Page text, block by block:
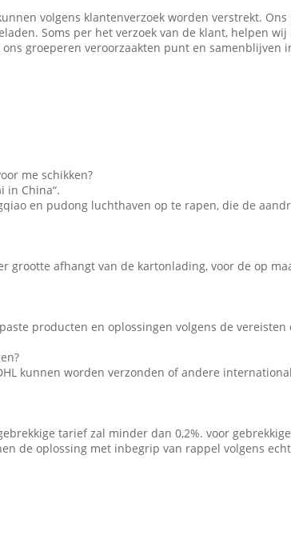
volgens klantenverzoek worden verstrekt.
Soms per het verzoek van de klant, helpen
groeperen veroorzaakten punt en samenblijven
me schikken?
in China“.
en pudong luchthaven op te rapen, die de
grootte afhangt van de kartonlading, voor de op
producten en oplossingen volgens de vereisten
kunnen worden verzonden of andere
tarief zal minder dan 0,2%. voor
de oplossing met inbegrip van rappel volgens